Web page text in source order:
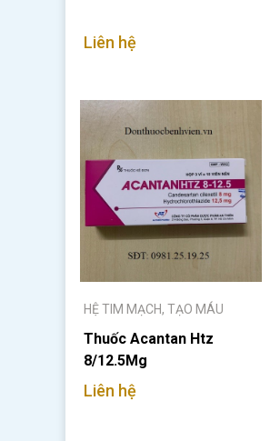
Liên hệ
HỆ TIM MẠCH, TẠO MÁU
Thuốc Acantan Htz
8/12.5Mg
Liên hệ